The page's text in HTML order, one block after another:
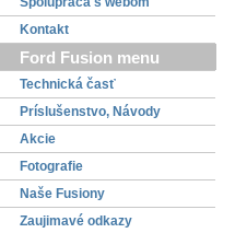
Kontakt
Ford Fusion menu
Technická časť
Príslušenstvo, Návody
Akcie
Fotografie
Naše Fusiony
Zaujimavé odkazy